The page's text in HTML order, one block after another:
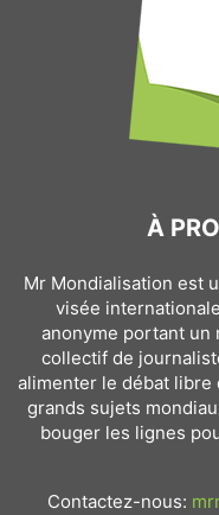
À
Mr Mondialisation est
visée
anonyme portant un
collectif de
alimenter le débat libre
grands sujets
bouger les lignes
Contactez-nous: